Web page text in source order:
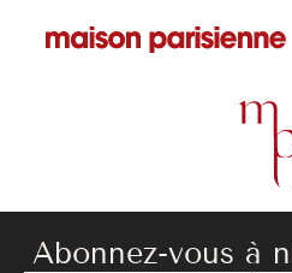
Abonnez-vous à